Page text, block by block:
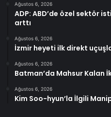
Ağustos 6, 2026
ADP: ABD’de özel sektör
arttı
Ağustos 6, 2026
İzmir heyeti ilk direkt
Ağustos 6, 2026
Batman’da Mahsur Kalan
Ağustos 6, 2026
Kim Soo-hyun’la İlgili